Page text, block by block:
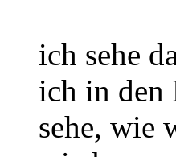
ich sehe
ich in den
sehe, wie